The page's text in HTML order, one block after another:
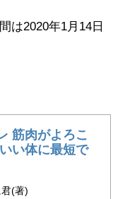
は2020年1月14日
筋肉がよろこ
い体に最短で
(著)